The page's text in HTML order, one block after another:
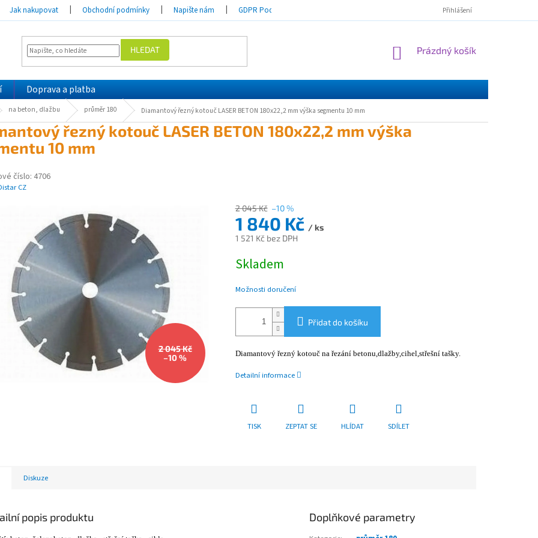
Jak nakupovat Obchodní podmínky Napište nám GDPR Podmínky ochrany osobních údajů ESSOX - nákup na splátky
Přihlášení
HLEDAT
NÁKUPNÍ
Prázdný košík
Doprava a platba
na beton, dlažbu průměr 180 Diamantový řezný kotouč LASER BETON 180x22,2 mm výška segmentu 10 mm
řezný kotouč LASER BETON 180x22,2 mm výška
10 mm
číslo: 4706
CZ
2 045 Kč
–10 %
2 045 Kč –10 %
1 840 Kč / ks
1 521 Kč bez DPH
cena:
Skladem
Možnosti doručení
Přidat do košíku
Diamantový řezný kotouč na řezání betonu,dlažby,cihel,střešní tašky.
Detailní informace
TISK ZEPTAT SE HLÍDAT SDÍLET
Diskuze
popis produktu Doplňkové parametry